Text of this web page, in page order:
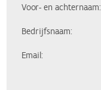
Voor- en achternaam:
Bedrijfsnaam:
Email: